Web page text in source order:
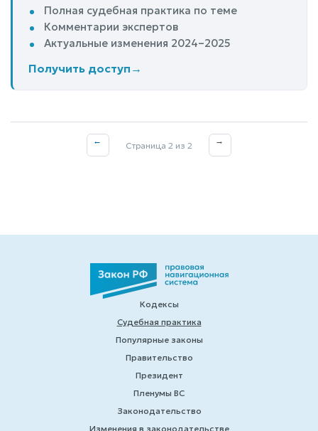
Полная судебная практика по теме
Комментарии экспертов
Актуальные изменения 2024–2025
Получить доступ →
← Страница 2 из 2 →
Кодексы
Судебная практика
Популярные законы
Правительство
Президент
Пленумы ВС
Законодательство
Изменения в законодательстве